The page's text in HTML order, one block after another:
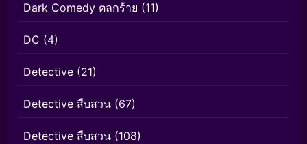
Dark Comedy ตลกร้าย (11)
DC (4)
Detective (21)
Detective สืบสวน (67)
Detective สืบสวน (108)